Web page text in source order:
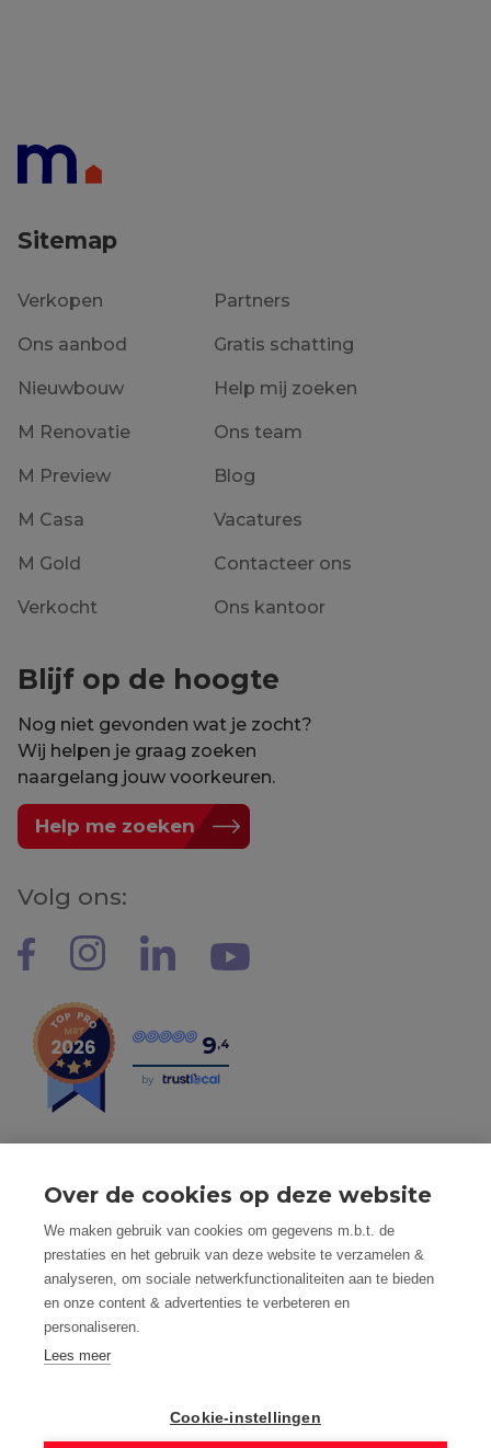
Sitemap
Verkopen
Ons aanbod
Nieuwbouw
M Renovatie
M Preview
M Casa
M Gold
Verkocht
Partners
Gratis schatting
Help mij zoeken
Ons team
Blog
Vacatures
Contacteer ons
Ons kantoor
Blijf op de hoogte
Nog niet gevonden wat je zocht?
Wij helpen je graag zoeken
naargelang jouw voorkeuren.
Help me zoeken
Volg ons:
9,4
by
Mindset Real Estate bv - BTW: BE0634994563 -
Nacecode 68.100 - Maatschap. Zetel: Heuleplaats 16, 8501
Heule (Kortrijk)
Toezichthoudende autoriteit: Beroepsinstituut van
Vastgoedmakelaars, Luxemburgstraat 16 B te 1000
BIV Polisnummer 730.390.160 AXA Belgium
Over de cookies op deze website
We maken gebruik van cookies om gegevens m.b.t. de
prestaties en het gebruik van deze website te verzamelen &
analyseren, om sociale netwerkfunctionaliteiten aan te bieden
en onze content & advertenties te verbeteren en
personaliseren.
Lees meer
Cookie-instellingen